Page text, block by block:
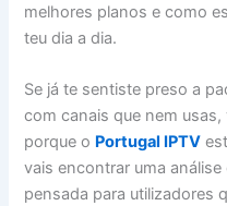
melhores planos e como
teu dia a dia.
Se já te sentiste preso a
com canais que nem
porque o Portugal IPTV
vais encontrar uma
pensada para utilizadores